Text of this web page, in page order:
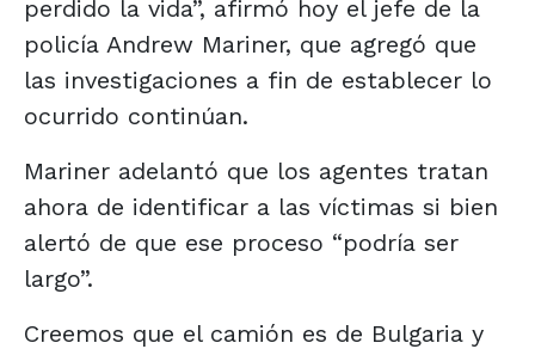
perdido la vida”, afirmó hoy el jefe de la
policía Andrew Mariner, que agregó que
las investigaciones a fin de establecer lo
ocurrido continúan.
Mariner adelantó que los agentes tratan
ahora de identificar a las víctimas si bien
alertó de que ese proceso “podría ser
largo”.
Creemos que el camión es de Bulgaria y